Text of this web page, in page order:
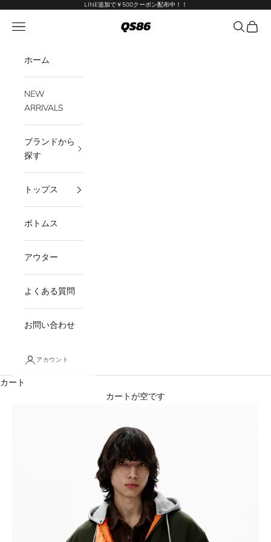
LINE追加で￥500クーポン配布中！！
QS86
メニューを開く 検索を開
カー
ホーム
NEW
ARRIVALS
ブランドから
探す
トップス
ボトムス
アウター
よくある質問
お問い合わせ
アカウント
カート
カートが空です